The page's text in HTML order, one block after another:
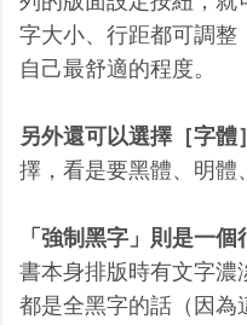
字大小、行距都可調整
自己最舒適的程度。
另外還可以選擇［字體］
擇，看是要黑體、明體
「強制黑字」則是一
書本身排版時有文字濃
都是全黑字的話（因為